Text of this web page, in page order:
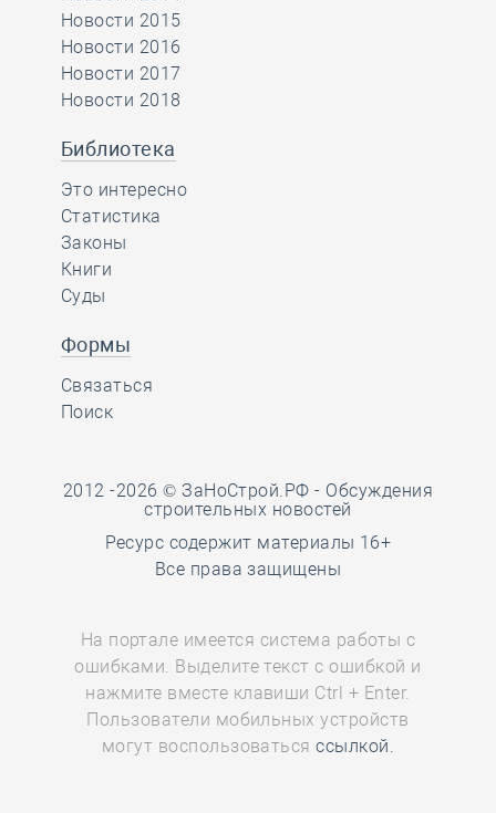
Новости 2015
Новости 2016
Новости 2017
Новости 2018
Библиотека
Это интересно
Статистика
Законы
Книги
Суды
Формы
Связаться
Поиск
2012 -2026 © ЗаНоСтрой.РФ - Обсуждения
строительных новостей
Ресурс содержит материалы 16+
Все права защищены
На портале имеется система работы с
ошибками. Выделите текст с ошибкой и
нажмите вместе клавиши Ctrl + Enter.
Пользователи мобильных устройств
могут воспользоватьсяссылкой.